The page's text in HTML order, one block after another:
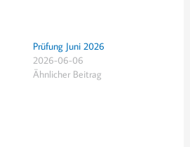
Prüfung Juni 2026
2026-06-06
Ähnlicher Beitrag